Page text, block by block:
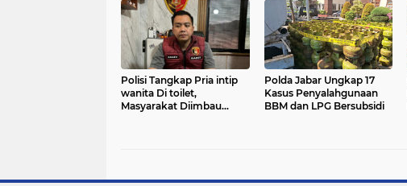
Turun Drastis 76 Persen
Polisi Tangkap Pria intip
wanita Di toilet,
Masyarakat Diimbau
Polda Jabar Ungkap 17
Kasus Penyalahgunaan
BBM dan LPG Bersubsidi